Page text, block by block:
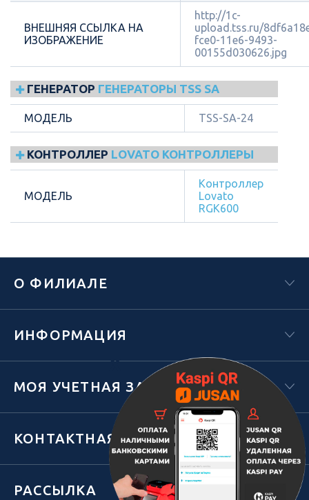
ВНЕШНЯЯ ССЫЛКА НА
ИЗОБРАЖЕНИЕ
http://1c-
upload.tss.ru/
fce0-11e6-9493-
00155d030626.jpg
ГЕНЕРАТОР ГЕНЕРАТОРЫ TSS SA
МОДЕЛЬ TSS-SA-24
КОНТРОЛЛЕР LOVATO КОНТРОЛЛЕРЫ
МОДЕЛЬ
Контроллер
Lovato
RGK600
Х
О ФИЛИАЛЕ
ИНФОРМАЦИЯ
МОЯ УЧЕТНАЯ ЗАПИСЬ
КОНТАКТНАЯ ИНФОРМАЦИЯ
РАССЫЛКА